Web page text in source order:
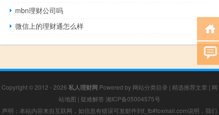
mbn理财公司吗
微信上的理财通怎么样
Copyright © 2012 - 2026 私人理财网 Powered by 网站分类目录 | 精选推荐文章 | 网
站地图 | 疑难解答 湘ICP备05004575号
声明：本站内容来自互联网，如信息有错误可发邮件到f_fb#foxmail.com说明，我们